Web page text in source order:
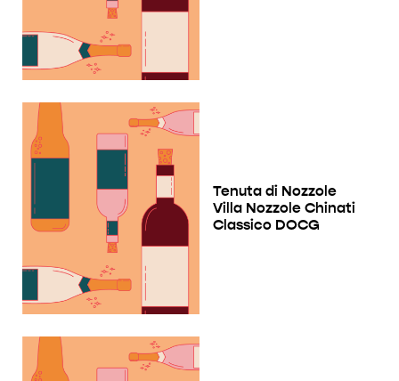
Tenuta di Nozzole
Villa Nozzole Chinati
Classico DOCG